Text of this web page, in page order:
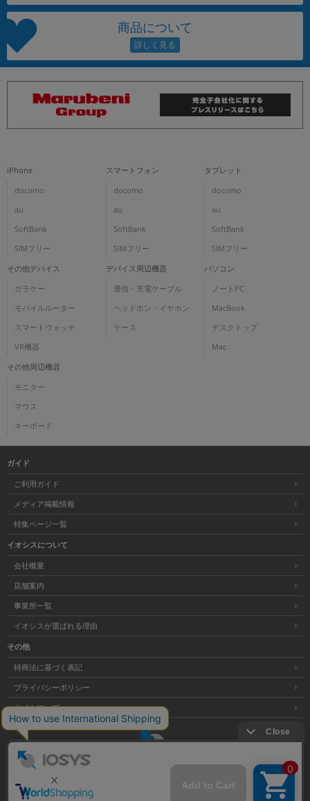
商品について
iPhone
docomo
au
SoftBank
SIMフリー
スマートフォン
docomo
au
SoftBank
SIMフリー
タブレット
docomo
au
SoftBank
SIMフリー
その他デバイス
ガラケー
モバイルルーター
スマートウォッチ
VR機器
デバイス周辺機器
通信・充電ケーブル
ヘッドホン・イヤホン
ケース
パソコン
ノートPC
MacBook
デスクトップ
Mac
その他周辺機器
モニター
マウス
キーボード
ガイド
ご利用ガイド
メディア掲載情報
特集ページ一覧
イオシスについて
会社概要
店舗案内
事業所一覧
イオシスが選ばれる理由
その他
特商法に基づく表記
プライバシーポリシー
サイトマップ
大阪府公安委員会発行 古物商許可証 第621121002176号